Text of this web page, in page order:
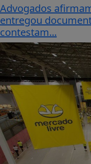
Advogados
entregou
contestam...